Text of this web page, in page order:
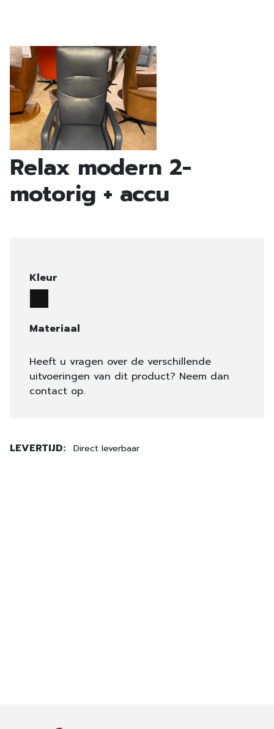
Relax modern 2-
motorig + accu
Kleur
Materiaal
Heeft u vragen over de verschillende
uitvoeringen van dit product? Neem dan
contact op.
LEVERTIJD: Direct leverbaar